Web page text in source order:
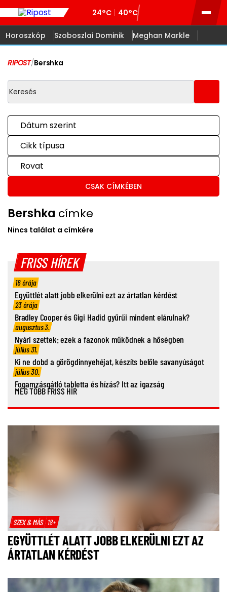
24°C 40°C
Horoszkóp Szoboszlai Dominik Meghan Markle
RIPOST/Bershka
Dátum szerint
Cikk típusa
Rovat
CSAK CÍMKÉBEN
Bershka címke
Nincs találat a címkére
FRISS HÍREK
16 órája
Együttlét alatt jobb elkerülni ezt az ártatlan kérdést
23 órája
Bradley Cooper és Gigi Hadid gyűrűi mindent elárulnak?
augusztus 3.
Nyári szettek: ezek a fazonok működnek a hőségben
július 31.
Ki ne dobd a görögdinnyehéjat, készíts belőle savanyúságot
július 30.
Fogamzásgátló tabletta és hízás? Itt az igazság
MÉG TÖBB FRISS HÍR
SZEX & MÁS 18+
EGYÜTTLÉT ALATT JOBB ELKERÜLNI EZT AZ
ÁRTATLAN KÉRDÉST